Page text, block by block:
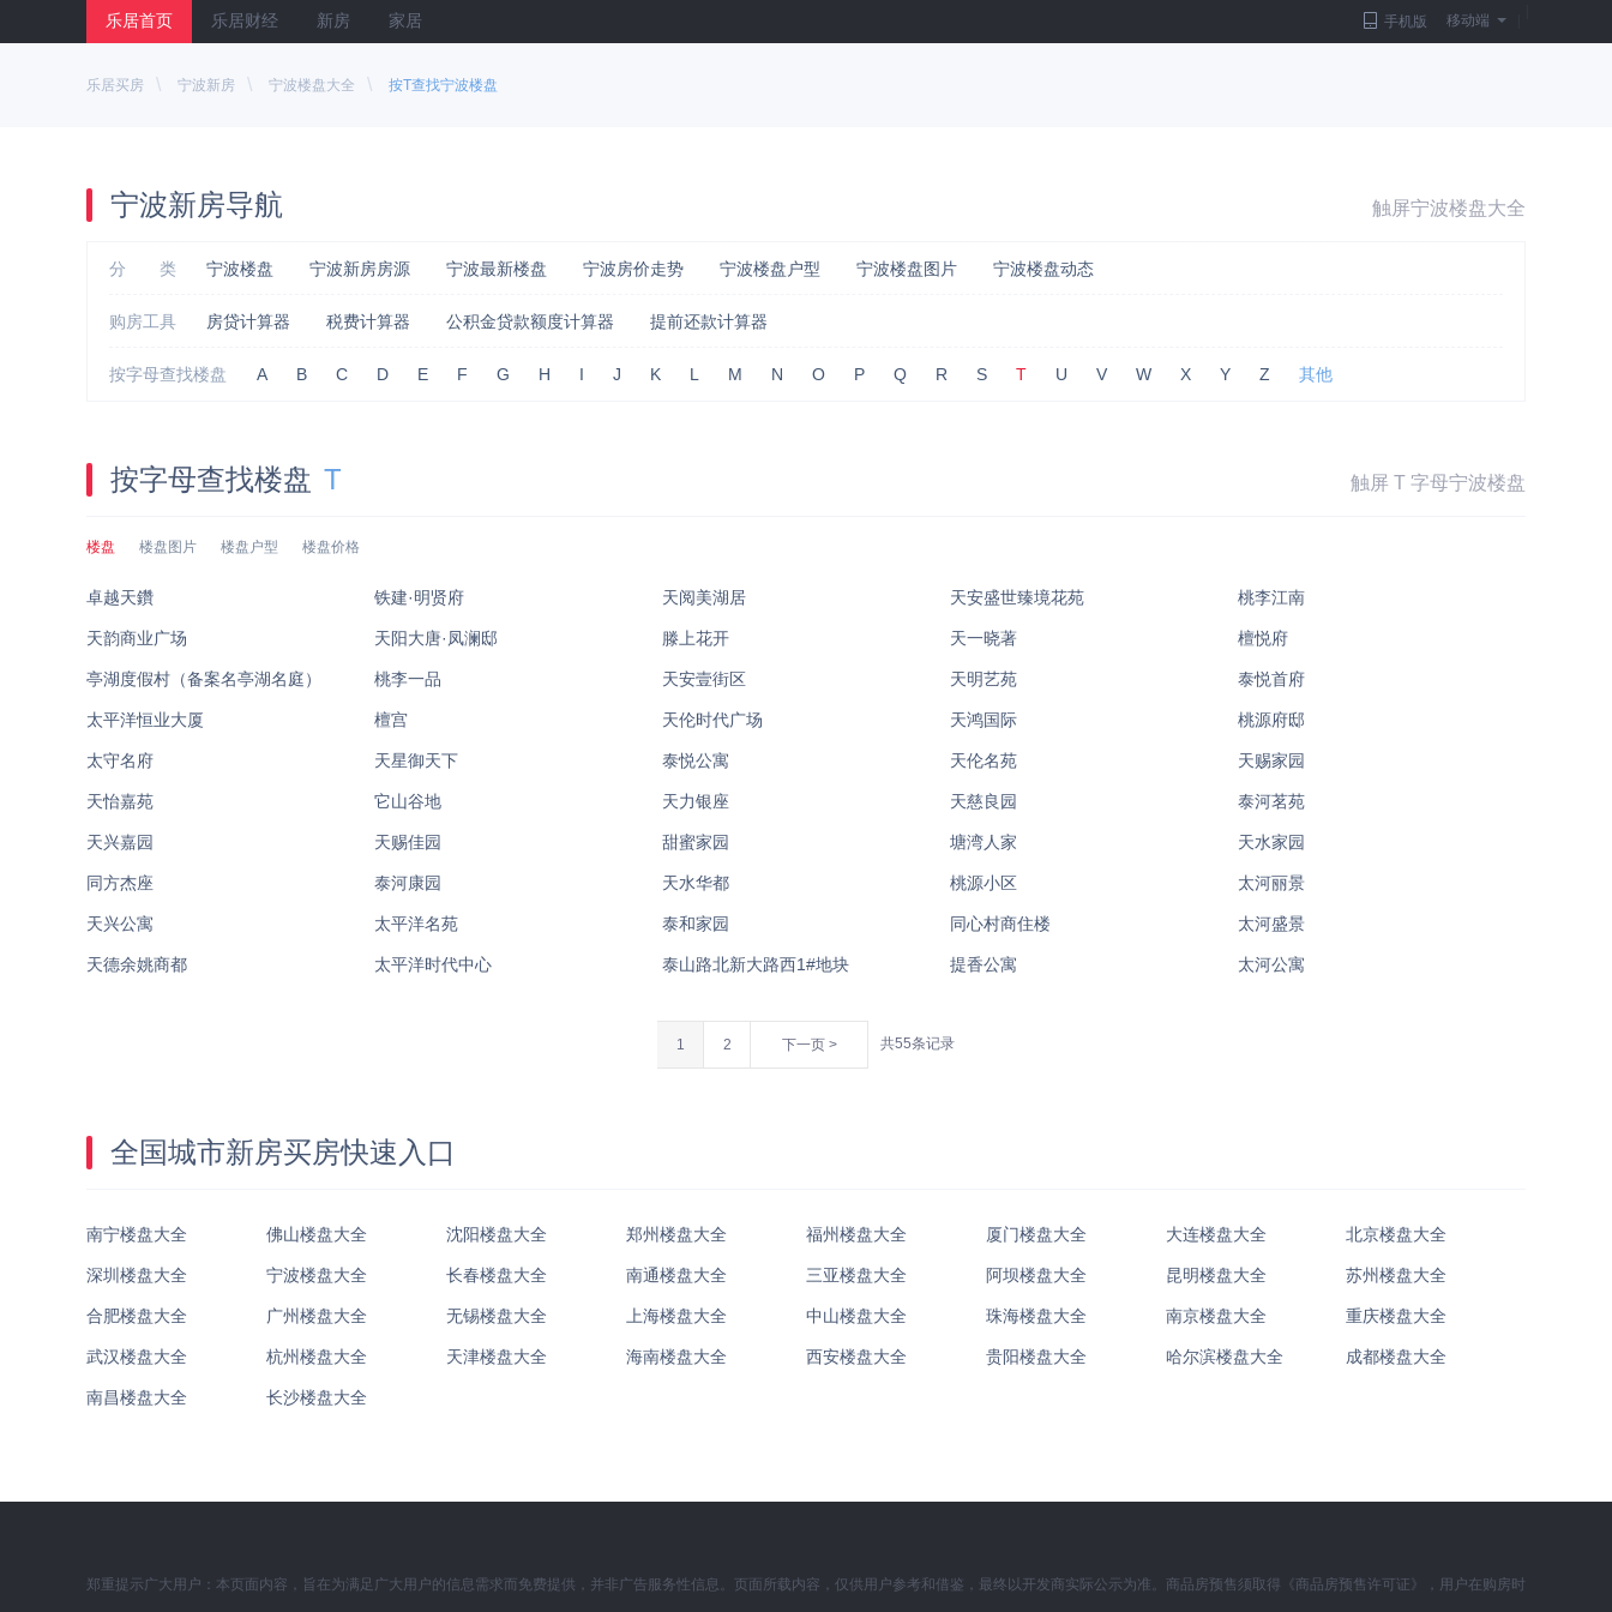
乐居首页 乐居财经 新房 家居 手机版 移动端
乐居买房 \ 宁波新房 \ 宁波楼盘大全 \ 按T查找宁波楼盘
宁波新房导航 触屏宁波楼盘大全
分 类 宁波楼盘 宁波新房房源 宁波最新楼盘 宁波房价走势 宁波楼盘户型 宁波楼盘图片 宁波楼盘动态
购房工具 房贷计算器 税费计算器 公积金贷款额度计算器 提前还款计算器
按字母查找楼盘 A B C D E F G H I J K L M N O P Q R S T U V W X Y Z 其他
按字母查找楼盘 T 触屏 T 字母宁波楼盘
楼盘 楼盘图片 楼盘户型 楼盘价格
卓越天鑽 铁建·明贤府 天阅美湖居 天安盛世臻境花苑 桃李江南
天韵商业广场 天阳大唐·凤澜邸 滕上花开 天一晓著 檀悦府
亭湖度假村（备案名亭湖名庭） 桃李一品 天安壹街区 天明艺苑 泰悦首府
太平洋恒业大厦 檀宫 天伦时代广场 天鸿国际 桃源府邸
太守名府 天星御天下 泰悦公寓 天伦名苑 天赐家园
天怡嘉苑 它山谷地 天力银座 天慈良园 泰河茗苑
天兴嘉园 天赐佳园 甜蜜家园 塘湾人家 天水家园
同方杰座 泰河康园 天水华都 桃源小区 太河丽景
天兴公寓 太平洋名苑 泰和家园 同心村商住楼 太河盛景
天德余姚商都 太平洋时代中心 泰山路北新大路西1#地块 提香公寓 太河公寓
1 2 下一页 > 共55条记录
全国城市新房买房快速入口
南宁楼盘大全 佛山楼盘大全 沈阳楼盘大全 郑州楼盘大全 福州楼盘大全 厦门楼盘大全 大连楼盘大全 北京楼盘大全
深圳楼盘大全 宁波楼盘大全 长春楼盘大全 南通楼盘大全 三亚楼盘大全 阿坝楼盘大全 昆明楼盘大全 苏州楼盘大全
合肥楼盘大全 广州楼盘大全 无锡楼盘大全 上海楼盘大全 中山楼盘大全 珠海楼盘大全 南京楼盘大全 重庆楼盘大全
武汉楼盘大全 杭州楼盘大全 天津楼盘大全 海南楼盘大全 西安楼盘大全 贵阳楼盘大全 哈尔滨楼盘大全 成都楼盘大全
南昌楼盘大全 长沙楼盘大全
郑重提示广大用户：本页面内容，旨在为满足广大用户的信息需求而免费提供，并非广告服务性信息。页面所载内容，仅供用户参考和借鉴，最终以开发商实际公示为准。商品房预售须取得《商品房预售许可证》，用户在购房时